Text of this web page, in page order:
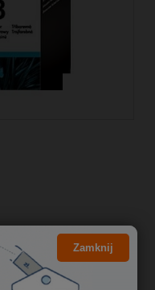
Zamknij